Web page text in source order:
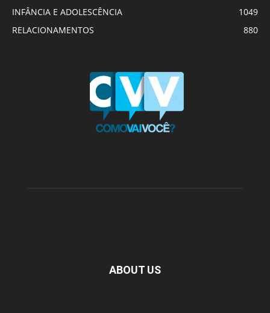
INFÂNCIA E ADOLESCÊNCIA
1049
RELACIONAMENTOS
880
ABOUT US